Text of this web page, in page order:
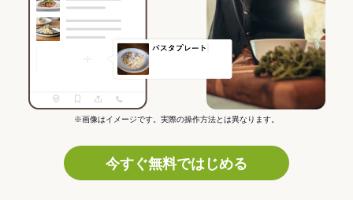
※画像はイメージです。実際の操作方法とは異なります。
今すぐ無料ではじめる